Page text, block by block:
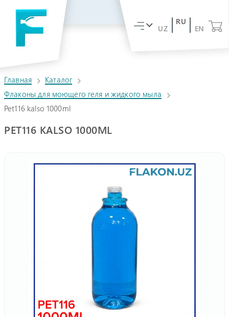
UZ
RU
EN
Главная
Каталог
Флаконы для моющего геля и жидкого мыла
Pet116 kalso 1000ml
PET116 KALSO 1000ML